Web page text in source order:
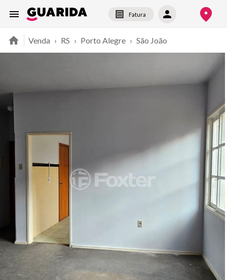
Fatura
Venda › RS › Porto Alegre › São João